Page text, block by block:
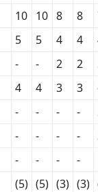
10 10 8 8
5 5 4 4
- - 2 2
4 4 3 3
- - - -
- - - -
- - - -
(5) (5) (3) (3)